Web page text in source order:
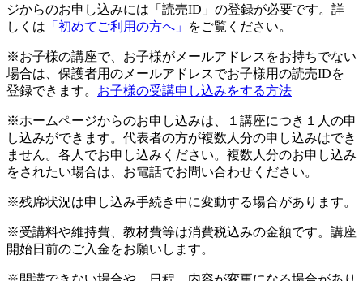
ジからのお申し込みには「読売ID」の登録が必要です。詳
しくは 「初めてご利用の方へ」 をご覧ください。
※お子様の講座で、お子様がメールアドレスをお持ちでない
場合は、保護者用のメールアドレスでお子様用の読売IDを
登録できます。 お子様の受講申し込みをする方法
※ホームページからのお申し込みは、１講座につき１人の申
し込みができます。代表者の方が複数人分の申し込みはでき
ません。各人でお申し込みください。複数人分のお申し込み
をされたい場合は、お電話でお問い合わせください。
※残席状況は申し込み手続き中に変動する場合があります。
※受講料や維持費、教材費等は消費税込みの金額です。講座
開始日前のご入金をお願いします。